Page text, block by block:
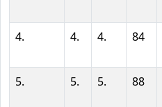
4. 4. 4. 84
5. 5. 5. 88